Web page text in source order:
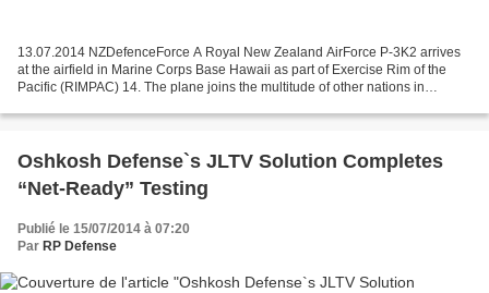
13.07.2014 NZDefenceForce A Royal New Zealand AirForce P-3K2 arrives
at the airfield in Marine Corps Base Hawaii as part of Exercise Rim of the
Pacific (RIMPAC) 14. The plane joins the multitude of other nations in
Oshkosh Defense`s JLTV Solution Completes
“Net-Ready” Testing
Publié le 15/07/2014 à 07:20
Par RP Defense